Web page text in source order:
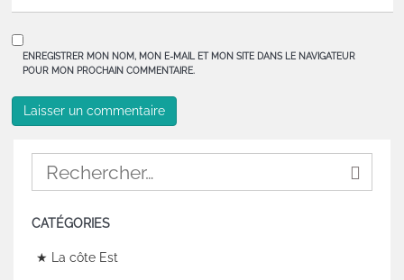
ENREGISTRER MON NOM, MON E-MAIL ET MON SITE DANS LE NAVIGATEUR
POUR MON PROCHAIN COMMENTAIRE.
CATÉGORIES
★ La côte Est